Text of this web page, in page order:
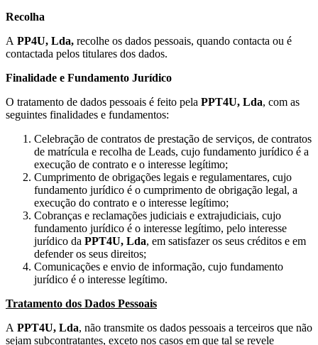
Recolha
A PP4U, Lda, recolhe os dados pessoais, quando contacta ou é
contactada pelos titulares dos dados.
Finalidade e Fundamento Jurídico
O tratamento de dados pessoais é feito pela PPT4U, Lda, com as
seguintes finalidades e fundamentos:
Celebração de contratos de prestação de serviços, de contratos
de matrícula e recolha de Leads, cujo fundamento jurídico é a
execução de contrato e o interesse legítimo;
Cumprimento de obrigações legais e regulamentares, cujo
fundamento jurídico é o cumprimento de obrigação legal, a
execução do contrato e o interesse legítimo;
Cobranças e reclamações judiciais e extrajudiciais, cujo
fundamento jurídico é o interesse legítimo, pelo interesse
jurídico da PPT4U, Lda, em satisfazer os seus créditos e em
defender os seus direitos;
Comunicações e envio de informação, cujo fundamento
jurídico é o interesse legítimo.
Tratamento dos Dados Pessoais
A PPT4U, Lda, não transmite os dados pessoais a terceiros que não
sejam subcontratantes, exceto nos casos em que tal se revele